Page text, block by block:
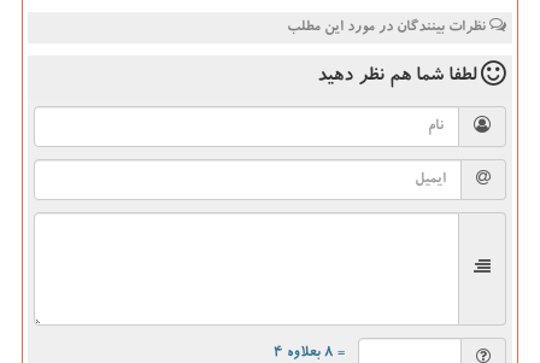
نظرات بینندگان در مورد این مطلب
لطفا شما هم نظر دهید
= ۸ بعلاوه ۴